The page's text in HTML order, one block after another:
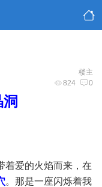
楼主
824 0
洞
着爱的火焰而来，在
。那是一座闪烁着我